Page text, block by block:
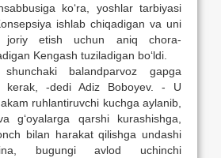
ko‘ra, yoshlar tarbiyasi
ishlab chiqadigan va uni
joriy etish uchun aniq chora-
Kengash tuziladigan bo‘ldi.
balandparvoz gapga
kerak, -dedi Adiz Boboyev. - U
ruhlantiruvchi kuchga aylanib,
g‘oyalarga qarshi kurashishga,
bilan harakat qilishga undashi
bugungi avlod uchinchi